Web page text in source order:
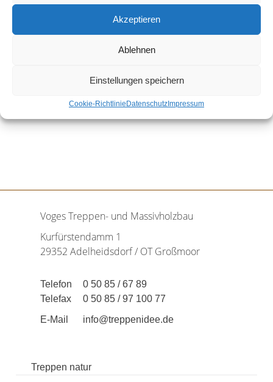
Akzeptieren
Ablehnen
Einstellungen speichern
Cookie-Richtlinie Datenschutz Impressum
Voges Treppen- und Massivholzbau
Kurfürstendamm 1
29352 Adelheidsdorf / OT Großmoor
Telefon
0 50 85 / 67 89
Telefax
0 50 85 / 97 100 77
E-Mail
info@treppenidee.de
Treppen natur